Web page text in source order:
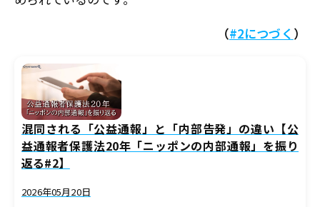
（#2につづく ）
混同される「公益通報」と「内部告発」の違い【公
益通報者保護法20年「ニッポンの内部通報」を振り
返る#2】
2026年05月20日